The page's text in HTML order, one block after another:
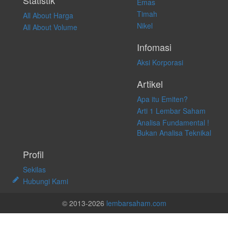
All About Harga
All About Volume
Emas
Timah
Nikel
Infomasi
Aksi Korporasi
Artikel
Apa itu Emiten?
Arti 1 Lembar Saham
Analisa Fundamental !
Bukan Analisa Teknikal
Profil
Sekilas
Hubungi Kami
© 2013-2026 lembarsaham.com